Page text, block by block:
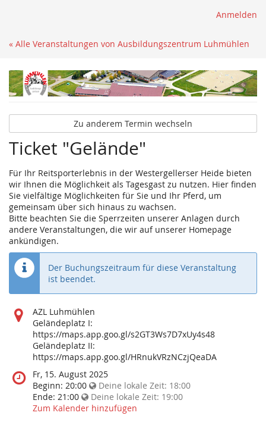
Anmelden
« Alle Veranstaltungen von Ausbildungszentrum Luhmühlen
Zu anderem Termin wechseln
Ticket "Gelände"
Für Ihr Reitsporterlebnis in der Westergellerser Heide bieten
wir Ihnen die Möglichkeit als Tagesgast zu nutzen. Hier finden
Sie vielfältige Möglichkeiten für Sie und Ihr Pferd, um
gemeinsam über sich hinaus zu wachsen.
Bitte beachten Sie die Sperrzeiten unserer Anlagen durch
andere Veranstaltungen, die wir auf unserer Homepage
ankündigen.
Der Buchungszeitraum für diese Veranstaltung
ist beendet.
Wo
findet
diese
Veranstaltung
statt?
AZL Luhmühlen
Geländeplatz I:
https://maps.app.goo.gl/s2GT3Ws7D7xUy4s48
Geländeplatz II:
https://maps.app.goo.gl/HRnukVRzNCzjQeaDA
Wann
findet
diese
Veranstaltung
Fr, 15. August 2025
Beginn: 20:00 Deine lokale Zeit: 18:00
Ende: 21:00 Deine lokale Zeit: 19:00
Zum Kalender hinzufügen